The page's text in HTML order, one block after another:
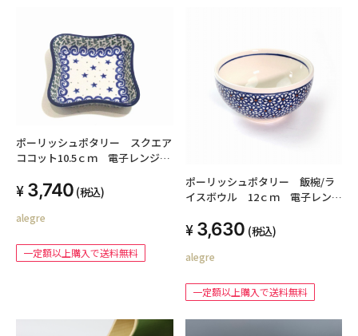
ポーリッシュポタリー スクエア
ココット10.5ｃｍ 電子レンジ/
3,740 (税込)
alegre
一定額以上購入で送料無料
ポーリッシュポタリー 飯椀/ラ
イスボウル 12ｃｍ 電子レン
3,630 (税込)
alegre
一定額以上購入で送料無料